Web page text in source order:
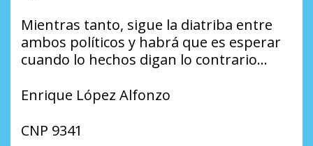
Mientras tanto, sigue la diatriba entre
ambos políticos y habrá que es esperar
cuando lo hechos digan lo contrario…
Enrique López Alfonzo
CNP 9341